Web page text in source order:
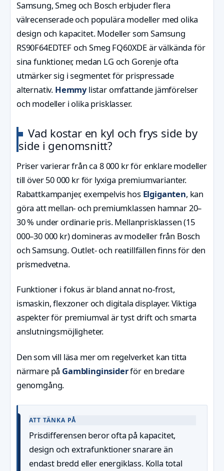
Samsung, Smeg och Bosch erbjuder flera
välrecenserade och populära modeller med olika
design och kapacitet. Modeller som Samsung
RS90F64EDTEF och Smeg FQ60XDE är välkända för
sina funktioner, medan LG och Gorenje ofta
utmärker sig i segmentet för prispressade
alternativ. Hemmylistar omfattande jämförelser
och modeller i olika prisklasser.
Vad kostar en kyl och frys side by
side i genomsnitt?
Priser varierar från ca 8 000 kr för enklare modeller
till över 50 000 kr för lyxiga premiumvarianter.
Rabattkampanjer, exempelvis hos Elgiganten, kan
göra att mellan- och premiumklassen hamnar 20–
30 % under ordinarie pris. Mellanprisklassen (15
000–30 000 kr) domineras av modeller från Bosch
och Samsung. Outlet- och reatillfällen finns för den
prismedvetna.
Funktioner i fokus är bland annat no-frost,
ismaskin, flexzoner och digitala displayer. Viktiga
aspekter för premiumval är tyst drift och smarta
anslutningsmöjligheter.
Den som vill läsa mer om regelverket kan titta
närmare på Gamblinginsiderför en bredare
genomgång.
ATT TÄNKA PÅ
Prisdifferensen beror ofta på kapacitet,
design och extrafunktioner snarare än
endast bredd eller energiklass. Kolla total